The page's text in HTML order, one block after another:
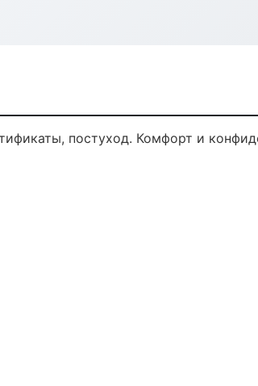
постуход. Комфорт и